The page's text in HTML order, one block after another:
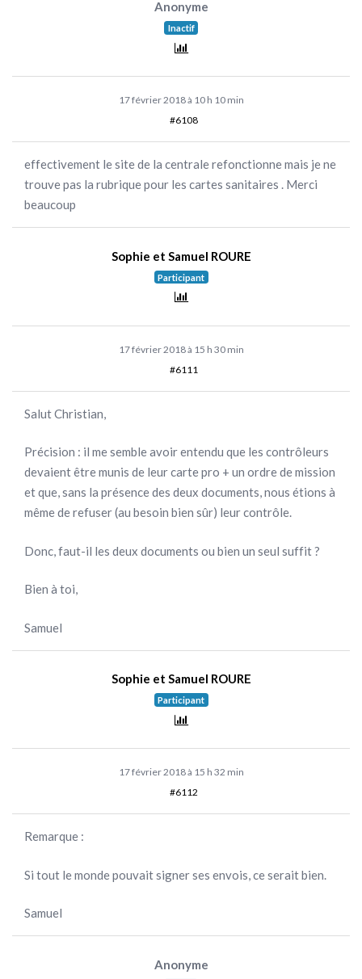
Anonyme
Inactif
17 février 2018 à 10 h 10 min
#6108
effectivement le site de la centrale refonctionne mais je ne
trouve pas la rubrique pour les cartes sanitaires . Merci
beaucoup
Sophie et Samuel ROURE
Participant
17 février 2018 à 15 h 30 min
#6111
Salut Christian,
Précision : il me semble avoir entendu que les contrôleurs
devaient être munis de leur carte pro + un ordre de mission
et que, sans la présence des deux documents, nous étions à
même de refuser (au besoin bien sûr) leur contrôle.
Donc, faut-il les deux documents ou bien un seul suffit ?
Bien à toi,
Samuel
Sophie et Samuel ROURE
Participant
17 février 2018 à 15 h 32 min
#6112
Remarque :
Si tout le monde pouvait signer ses envois, ce serait bien.
Samuel
Anonyme